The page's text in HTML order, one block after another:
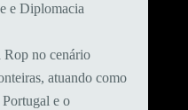
e Diplomacia
Rop no cenário
atuando como
e o